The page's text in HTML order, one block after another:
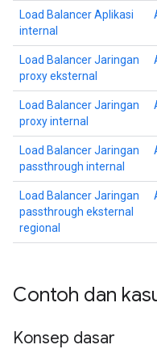
Load Balancer Aplikasi
internal
Load Balancer Jaringan
proxy eksternal
Load Balancer Jaringan
proxy internal
Load Balancer Jaringan
passthrough internal
Load Balancer Jaringan
passthrough eksternal
regional
Contoh dan
Konsep dasar